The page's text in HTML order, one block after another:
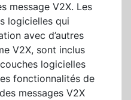
message V2X. Les
logicielles qui
avec d’autres
V2X, sont inclus
logicielles
fonctionnalités de
messages V2X